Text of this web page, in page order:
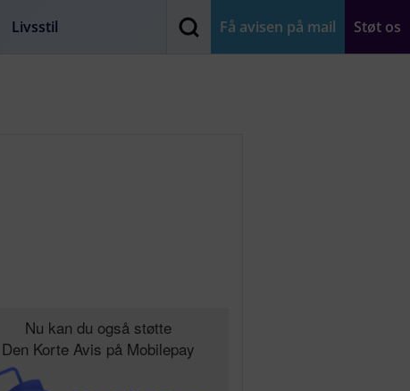
Få avisen på mail Støt os
Livsstil
Nu kan du også støtte
Den Korte Avis på Mobilepay